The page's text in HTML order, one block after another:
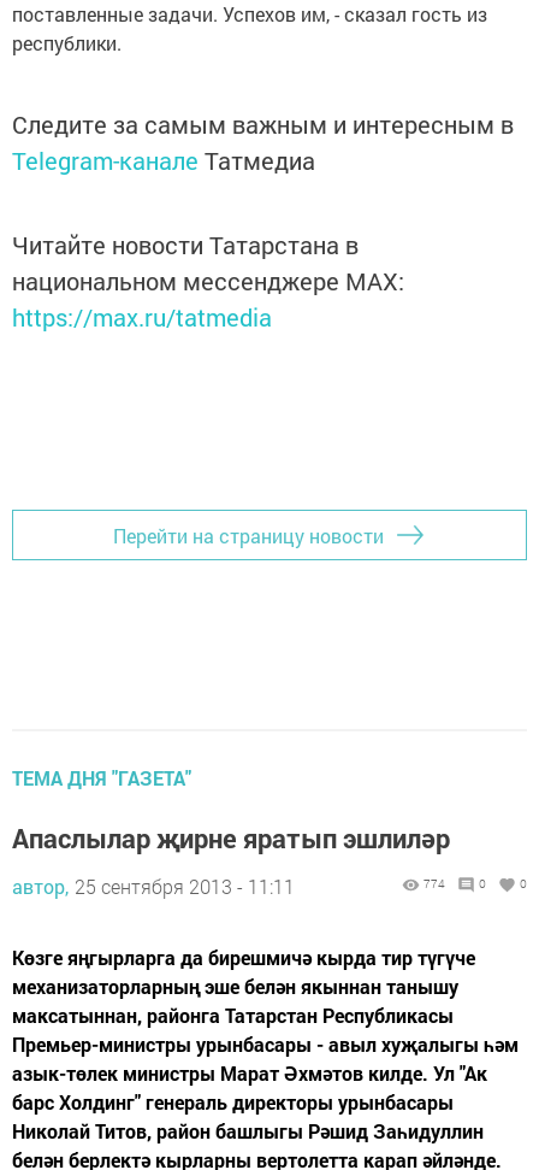
поставленные задачи. Успехов им, - сказал гость из
республики.
Следите за самым важным и интересным в
Telegram-канале Татмедиа
Читайте новости Татарстана в
национальном мессенджере MАХ:
https://max.ru/tatmedia
Перейти на страницу новости
ТЕМА ДНЯ "ГАЗЕТА"
Апаслылар җирне яратып эшлиләр
автор, 25 сентября 2013 - 11:11 774 0 0
Көзге яңгырларга да бирешмичә кырда тир түгүче
механизаторларның эше белән якыннан танышу
максатыннан, районга Татарстан Республикасы
Премьер-министры урынбасары - авыл хуҗалыгы һәм
азык-төлек министры Марат Әхмәтов килде. Ул "Ак
барс Холдинг" генераль директоры урынбасары
Николай Титов, район башлыгы Рәшид Заһидуллин
белән берлектә кырларны вертолетта карап әйләнде.